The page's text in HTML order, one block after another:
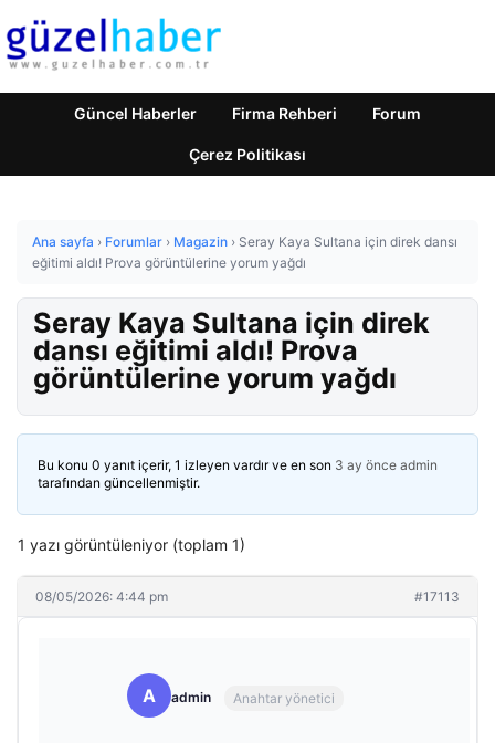
Güncel Haberler Firma Rehberi Forum
Çerez Politikası
Ana sayfa › Forumlar › Magazin › Seray Kaya Sultana için direk dansı
eğitimi aldı! Prova görüntülerine yorum yağdı
Seray Kaya Sultana için direk
dansı eğitimi aldı! Prova
görüntülerine yorum yağdı
Bu konu 0 yanıt içerir, 1 izleyen vardır ve en son 3 ay önce admin
tarafından güncellenmiştir.
1 yazı görüntüleniyor (toplam 1)
08/05/2026: 4:44 pm #17113
A admin Anahtar yönetici